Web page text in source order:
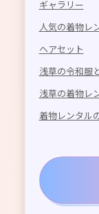
ギャラリー
人気の着物レ
ヘアセット
浅草の令和服
浅草の着物レ
着物レンタル